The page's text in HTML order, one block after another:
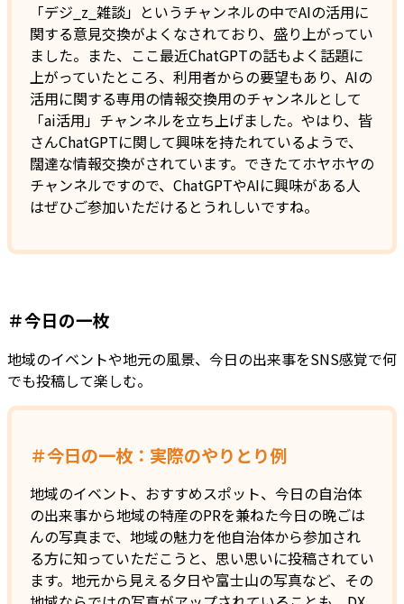
「デジ_z_雑談」というチャンネルの中でAIの活用に
関する意見交換がよくなされており、盛り上がってい
ました。また、ここ最近ChatGPTの話もよく話題に
上がっていたところ、利用者からの要望もあり、AIの
活用に関する専用の情報交換用のチャンネルとして
「ai活用」チャンネルを立ち上げました。やはり、皆
さんChatGPTに関して興味を持たれているようで、
闊達な情報交換がされています。できたてホヤホヤの
チャンネルですので、ChatGPTやAIに興味がある人
はぜひご参加いただけるとうれしいですね。
＃今日の一枚
地域のイベントや地元の風景、今日の出来事をSNS感覚で何
でも投稿して楽しむ。
＃今日の一枚：実際のやりとり例
地域のイベント、おすすめスポット、今日の自治体
の出来事から地域の特産のPRを兼ねた今日の晩ごは
んの写真まで、地域の魅力を他自治体から参加され
る方に知っていただこうと、思い思いに投稿されてい
ます。地元から見える夕日や富士山の写真など、その